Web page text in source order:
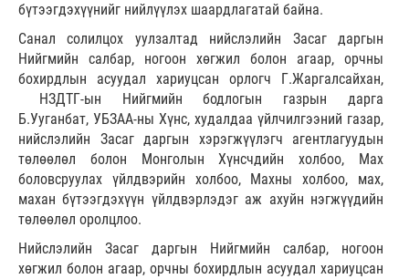
бүтээгдэхүүнийг нийлүүлэх шаардлагатай байна.
Санал солилцох уулзалтад нийслэлийн Засаг даргын
Нийгмийн салбар, ногоон хөгжил болон агаар, орчны
бохирдлын асуудал хариуцсан орлогч Г.Жаргалсайхан,
НЗДТГ-ын Нийгмийн бодлогын газрын дарга
Б.Ууганбат, УБЗАА-ны Хүнс, худалдаа үйлчилгээний газар,
нийслэлийн Засаг даргын хэрэгжүүлэгч агентлагуудын
төлөөлөл болон Монголын Хүнсчдийн холбоо, Мах
боловсруулах үйлдвэрийн холбоо, Махны холбоо, мах,
махан бүтээгдэхүүн үйлдвэрлэдэг аж ахуйн нэгжүүдийн
төлөөлөл оролцлоо.
Нийслэлийн Засаг даргын Нийгмийн салбар, ногоон
хөгжил болон агаар, орчны бохирдлын асуудал хариуцсан